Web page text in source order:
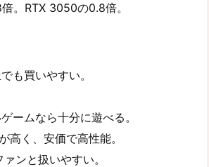
。RTX 3050の0.8倍。
も買いやすい。
ームなら十分に遊べる。
高く、安価で高性能。
ンと扱いやすい。